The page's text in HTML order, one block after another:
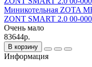
Миникотельная ZOTA
ZONT SMART 2.0 00-
Очень мало
83644р.
В корзину
Информация